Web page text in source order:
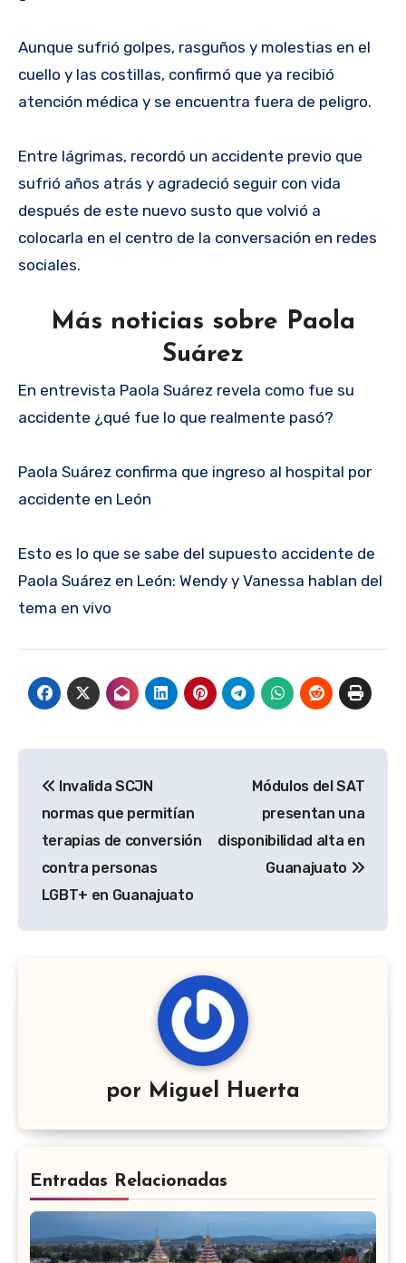
Aunque sufrió golpes, rasguños y molestias en el
cuello y las costillas, confirmó que ya recibió
atención médica y se encuentra fuera de peligro.
Entre lágrimas, recordó un accidente previo que
sufrió años atrás y agradeció seguir con vida
después de este nuevo susto que volvió a
colocarla en el centro de la conversación en redes
sociales.
Más noticias sobre Paola
Suárez
En entrevista Paola Suárez revela como fue su
accidente ¿qué fue lo que realmente pasó?
Paola Suárez confirma que ingreso al hospital por
accidente en León
Esto es lo que se sabe del supuesto accidente de
Paola Suárez en León: Wendy y Vanessa hablan del
tema en vivo
de
entradas
Invalida SCJN
normas que permitían
terapias de conversión
contra personas
LGBT+ en Guanajuato
Módulos del SAT
presentan una
disponibilidad alta en
Guanajuato
por Miguel Huerta
Entradas Relacionadas